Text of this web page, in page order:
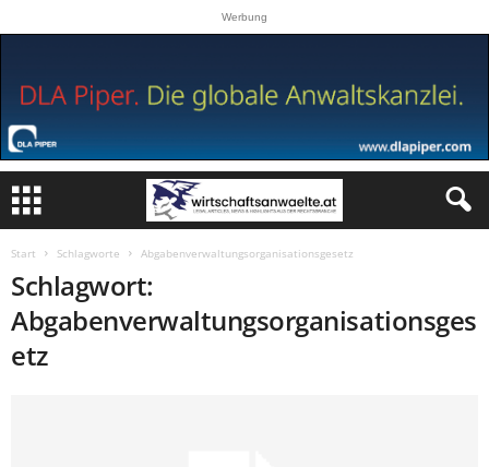
Werbung
Start Schlagworte Abgabenverwaltungsorganisationsgesetz
Schlagwort:
Abgabenverwaltungsorganisationsges
etz